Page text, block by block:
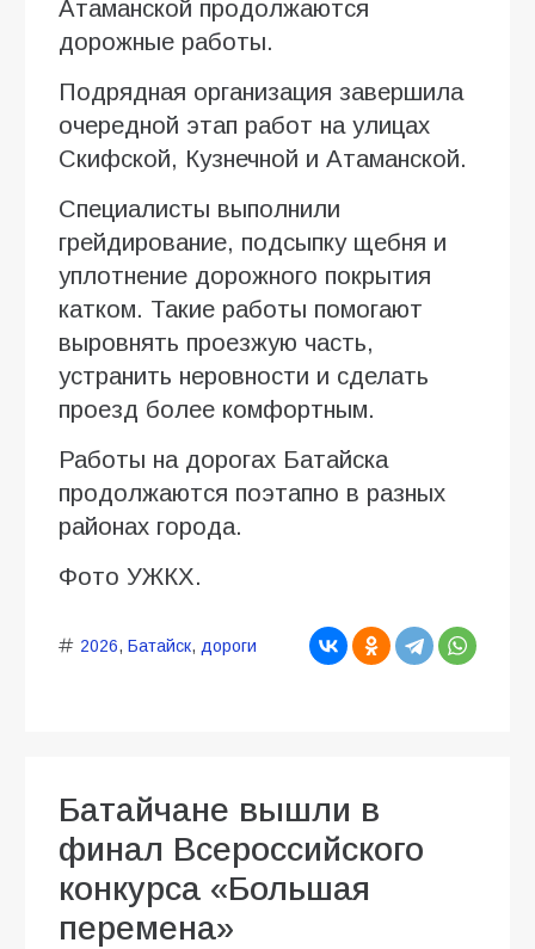
Атаманской продолжаются
дорожные работы.
Подрядная организация завершила
очередной этап работ на улицах
Скифской, Кузнечной и Атаманской.
Специалисты выполнили
грейдирование, подсыпку щебня и
уплотнение дорожного покрытия
катком. Такие работы помогают
выровнять проезжую часть,
устранить неровности и сделать
проезд более комфортным.
Работы на дорогах Батайска
продолжаются поэтапно в разных
районах города.
Фото УЖКХ.
2026, Батайск, дороги
Батайчане вышли в
финал Всероссийского
конкурса «Большая
перемена»